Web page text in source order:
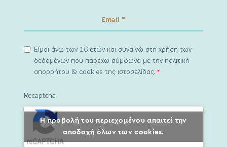
Είμαι άνω των 16 ετών και συναινώ στη χρήση των
δεδομένων που παρέχω σύμφωνα με την πολιτική
απορρήτου & cookies της ιστοσελίδας.*
Recaptcha
Η προβολή του περιεχομένου απαιτεί την
αποδοχή όλων των cookies.